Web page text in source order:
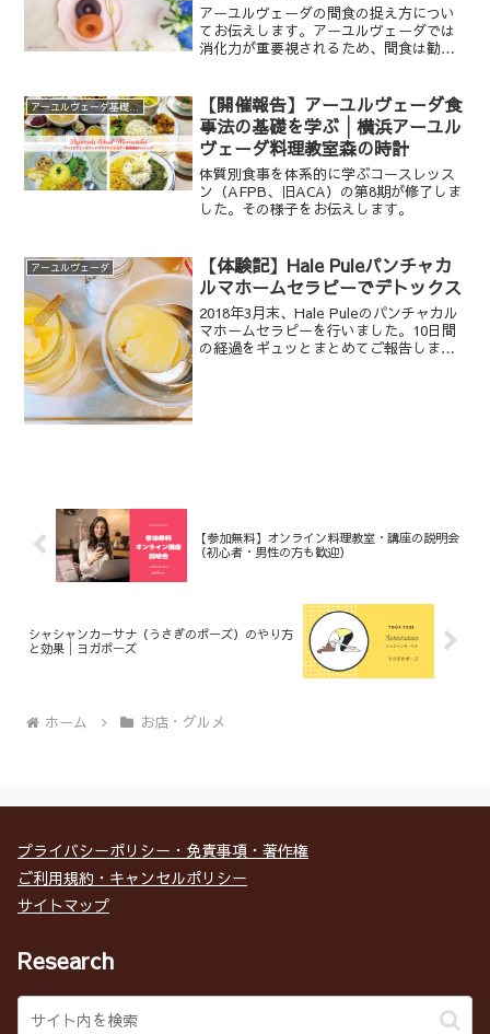
アーユルヴェーダの間食の捉え方につい
てお伝えします。アーユルヴェーダでは
消化力が重要視されるため、間食は勧め
お伝えします。
アーユルヴェーダ基礎講座
【開催報告】アーユルヴェーダ食
事法の基礎を学ぶ│横浜アーユル
ヴェーダ料理教室森の時計
体質別食事を体系的に学ぶコースレッス
ン（AFPB、旧ACA）の第8期が修了しま
した。その様子をお伝えします。
アーユルヴェーダ
【体験記】Hale Puleパンチャカ
ルマホームセラピーでデトックス
2018年3月末、Hale Puleのパンチャカル
マホームセラピーを行いました。10日間
の経過をギュッとまとめてご報告しま
【参加無料】オンライン料理教室・講座の説明会
（初心者・男性の方も歓迎）
シャシャンカーサナ（うさぎのポーズ）のやり方
と効果│ヨガポーズ
ホーム お店・グルメ
プライバシーポリシー・免責事項・著作権
ご利用規約・キャンセルポリシー
サイトマップ
Research